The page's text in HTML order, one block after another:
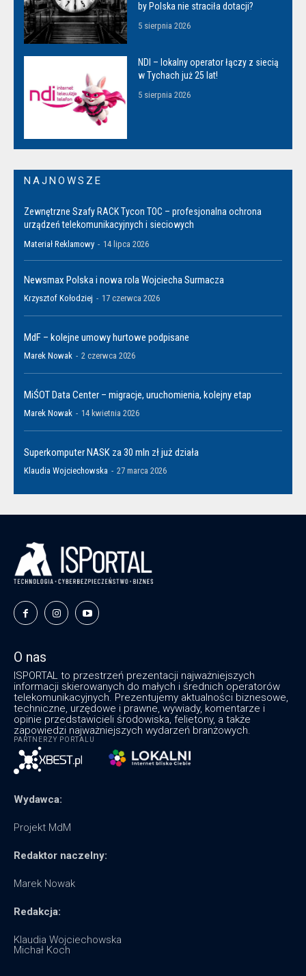
by Polska nie straciła dotacji?
5 sierpnia 2026
NDI – lokalny operator łączy z siecią
w Tychach już 25 lat!
5 sierpnia 2026
NAJNOWSZE
Zewnętrzne Szafy RACK Tycon TOC – profesjonalna ochrona
urządzeń telekomunikacyjnych i sieciowych
Materiał Reklamowy - 14 lipca 2026
Newsmax Polska i nowa rola Wojciecha Surmacza
Krzysztof Kołodziej - 17 czerwca 2026
MdF – kolejne umowy hurtowe podpisane
Marek Nowak - 2 czerwca 2026
MiŚOT Data Center – migracje, uruchomienia, kolejny etap
Marek Nowak - 14 kwietnia 2026
Superkomputer NASK za 30 mln zł już działa
Klaudia Wojciechowska - 27 marca 2026
O nas
ISPORTAL to przestrzeń prezentacji najważniejszych
informacji skierowanych do małych i średnich operatorów
telekomunikacyjnych. Prezentujemy aktualności biznesowe,
techniczne, urzędowe i prawne, wywiady, komentarze i
opinie przedstawicieli środowiska, felietony, a także
zapowiedzi najważniejszych wydarzeń branżowych.
PARTNERZY PORTALU
Wydawca:
Projekt MdM
Redaktor naczelny:
Marek Nowak
Redakcja:
Klaudia Wojciechowska
Michał Koch